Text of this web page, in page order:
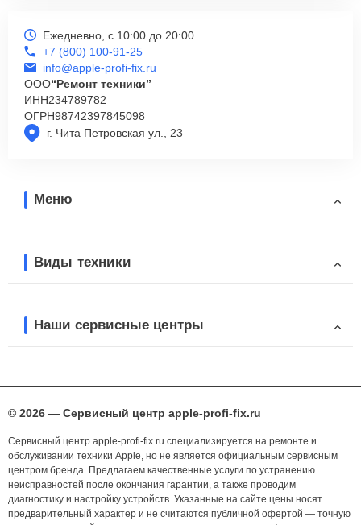
г. Чита Петровская ул., 23
Ежедневно, с 10:00 до 20:00
+7 (800) 100-91-25
info@apple-profi-fix.ru
ООО“Ремонт техники”
ИНН234789782
ОГРН98742397845098
Меню
Виды техники
Наши сервисные центры
© 2026 — Сервисный центр apple-profi-fix.ru
Сервисный центр apple-profi-fix.ru специализируется на ремонте и
обслуживании техники Apple, но не является официальным сервисным
центром бренда. Предлагаем качественные услуги по устранению
неисправностей после окончания гарантии, а также проводим
диагностику и настройку устройств. Указанные на сайте цены носят
предварительный характер и не считаются публичной офертой — точную